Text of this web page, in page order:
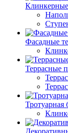
Фасадные
Террасные
Тротуарная